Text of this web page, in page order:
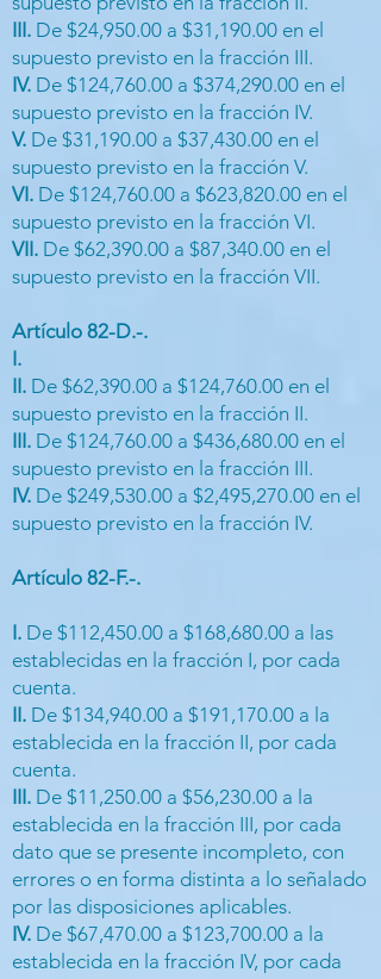
III. De $24,950.00 a $31,190.00 en el
supuesto previsto en la fracción III.
IV. De $124,760.00 a $374,290.00 en el
supuesto previsto en la fracción IV.
V. De $31,190.00 a $37,430.00 en el
supuesto previsto en la fracción V.
VI. De $124,760.00 a $623,820.00 en el
supuesto previsto en la fracción VI.
VII. De $62,390.00 a $87,340.00 en el
supuesto previsto en la fracción VII.
Artículo 82-D.-.
I.
II. De $62,390.00 a $124,760.00 en el
supuesto previsto en la fracción II.
III. De $124,760.00 a $436,680.00 en el
supuesto previsto en la fracción III.
IV. De $249,530.00 a $2,495,270.00 en el
supuesto previsto en la fracción IV.
Artículo 82-F.-.
I. De $112,450.00 a $168,680.00 a las
establecidas en la fracción I, por cada
cuenta.
II. De $134,940.00 a $191,170.00 a la
establecida en la fracción II, por cada
cuenta.
III. De $11,250.00 a $56,230.00 a la
establecida en la fracción III, por cada
dato que se presente incompleto, con
errores o en forma distinta a lo señalado
por las disposiciones aplicables.
IV. De $67,470.00 a $123,700.00 a la
establecida en la fracción IV, por cada